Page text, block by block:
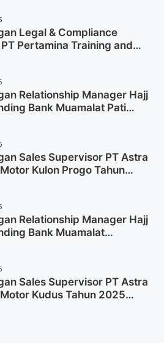
Legal & Compliance
Pertamina Training and
Relationship Manager Hajj
Bank Muamalat Pati
Sales Supervisor PT Astra
Kulon Progo Tahun
Relationship Manager Hajj
Bank Muamalat
Sales Supervisor PT Astra
Kudus Tahun 2025